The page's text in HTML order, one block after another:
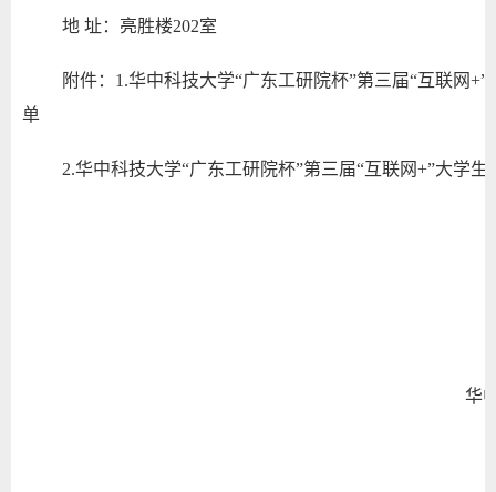
地 址：亮胜楼202室
附件：1.华中科技大学“广东工研院杯”第三届“互联网
单
2.华中科技大学“广东工研院杯”第三届“互联网+”大学
华